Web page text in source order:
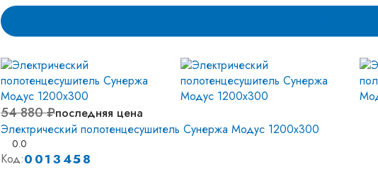
54 880 ₽последняя цена
Электрический полотенцесушитель Сунержа Модус 1200х300
0.0
Код:0013458